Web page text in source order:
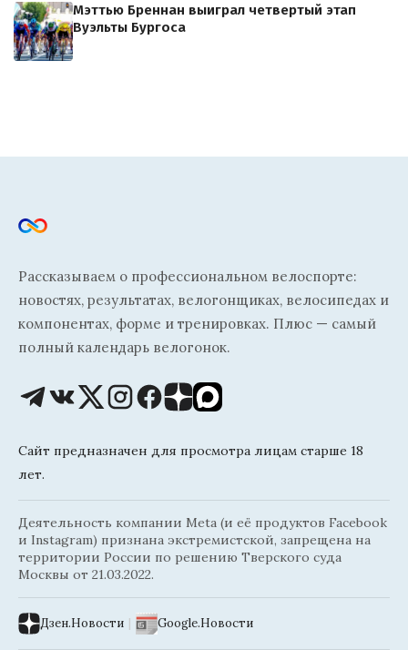
Мэттью Бреннан выиграл четвертый этап
Вуэльты Бургоса
Рассказываем о профессиональном велоспорте:
новостях, результатах, велогонщиках, велосипедах и
компонентах, форме и тренировках. Плюс — самый
полный календарь велогонок.
Сайт предназначен для просмотра лицам старше 18
лет.
Деятельность компании Meta (и её продуктов Facebook
и Instagram) признана экстремистской, запрещена на
территории России по решению Тверского суда
Москвы от 21.03.2022.
Дзен.Новости | Google.Новости